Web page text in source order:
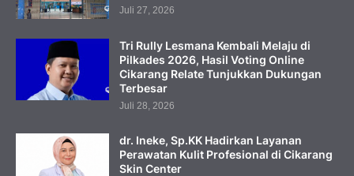
Juli 27, 2026
Tri Rully Lesmana Kembali Melaju di
Pilkades 2026, Hasil Voting Online
Cikarang Relate Tunjukkan Dukungan
Terbesar
Juli 28, 2026
dr. Ineke, Sp.KK Hadirkan Layanan
Perawatan Kulit Profesional di Cikarang
Skin Center